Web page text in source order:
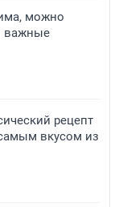
можно
важные
рецепт
вкусом из